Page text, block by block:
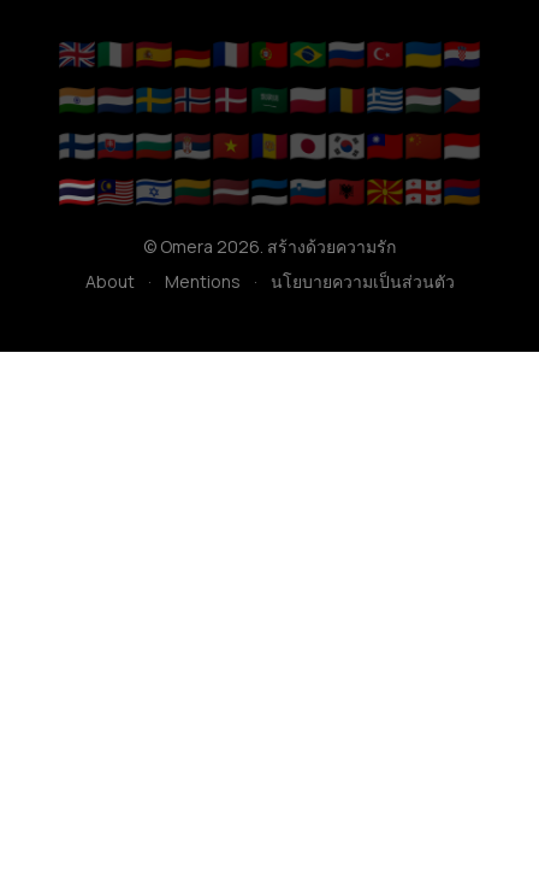
🇬🇧🇮🇹🇪🇸🇩🇪🇫🇷🇵🇹🇧🇷🇷🇺🇹🇷🇺🇦🇭🇷
🇮🇳🇳🇱🇸🇪🇳🇴🇩🇰🇸🇦🇵🇱🇷🇴🇬🇷🇭🇺🇨🇿
🇫🇮🇸🇰🇧🇬🇷🇸🇻🇳🇦🇩🇯🇵🇰🇷🇹🇼🇨🇳🇮🇩
🇹🇭🇲🇾🇮🇱🇱🇹🇱🇻🇪🇪🇸🇮🇦🇱🇲🇰🇬🇪🇦🇲
© Omera 2026. สร้างด้วยความรัก
About
· Mentions · นโยบายความเป็นส่วนตัว